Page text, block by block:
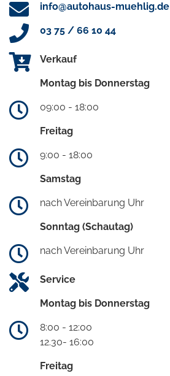
info@autohaus-muehlig.de
03 75 / 66 10 44
Verkauf
Montag bis Donnerstag
09:00 - 18:00
Freitag
9:00 - 18:00
Samstag
nach Vereinbarung Uhr
Sonntag (Schautag)
nach Vereinbarung Uhr
Service
Montag bis Donnerstag
8:00 - 12:00
12.30- 16:00
Freitag